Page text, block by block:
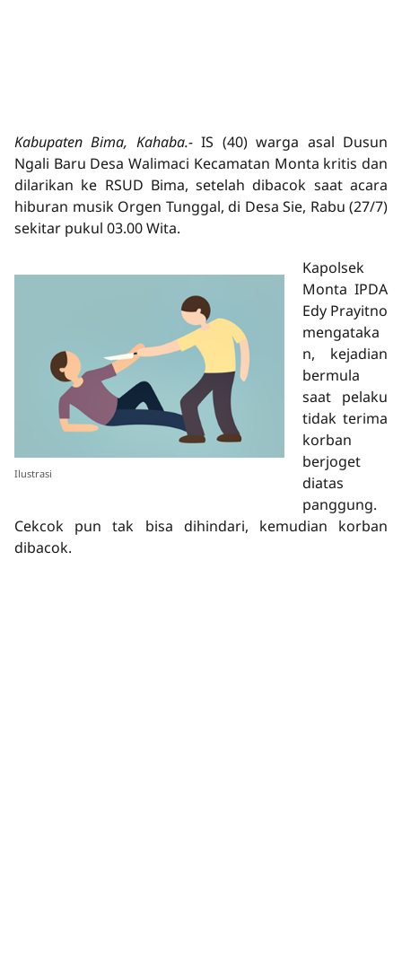
Kabupaten Bima, Kahaba.-IS (40) warga asal Dusun
Ngali Baru Desa Walimaci Kecamatan Monta kritis dan
dilarikan ke RSUD Bima, setelah dibacok saat acara
hiburan musik Orgen Tunggal, di Desa Sie, Rabu (27/7)
sekitar pukul 03.00 Wita.
Ilustrasi
Kapolsek
Monta IPDA
Edy Prayitno
mengataka
n, kejadian
bermula
saat pelaku
tidak terima
korban
berjoget
diatas
panggung.
Cekcok pun tak bisa dihindari, kemudian korban
dibacok.